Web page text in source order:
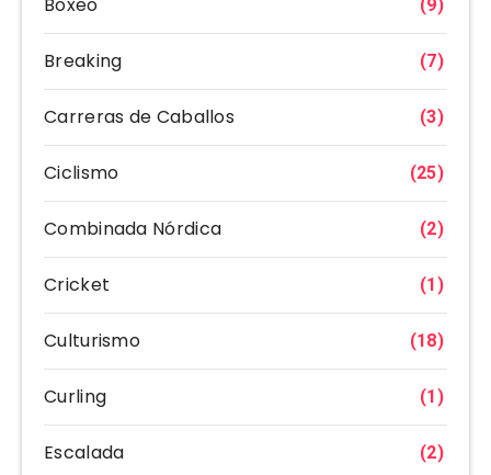
(9)
Breaking (7)
Carreras de Caballos (3)
Ciclismo (25)
Combinada Nórdica (2)
Cricket (1)
Culturismo (18)
Curling (1)
Escalada (2)